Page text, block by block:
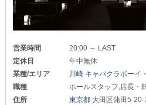
営業時間
20:00 ～ LAST
定休日
年中無休
業種/エリア
川崎 キャバクラボーイ
職種
ホールスタッフ,店長・
住所
東京都 大田区蒲田5-